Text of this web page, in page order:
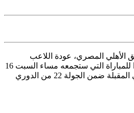
الأهلي المصري، عودة اللاعب
استعدادا للمباراة التي ستجمعه مساء السبت 16
فبراير، بنظيره الإنتاج الحربي المقبلة ضمن الجولة 22 من الدوري